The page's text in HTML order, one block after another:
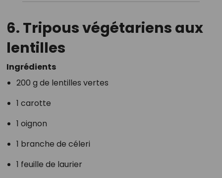
6. Tripous végétariens aux
lentilles
Ingrédients
200 g de lentilles vertes
1 carotte
1 oignon
1 branche de céleri
1 feuille de laurier